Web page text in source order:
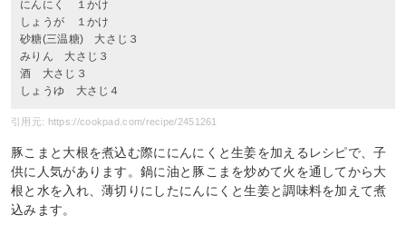
にんにく １かけ
しょうが １かけ
砂糖(三温糖) 大さじ３
みりん 大さじ３
酒 大さじ３
しょうゆ 大さじ４
引用元: https://cookpad.com/recipe/2451261
豚こまと大根を煮込む際ににんにくと生姜を加えるレシピで、子
供に人気があります。鍋に油と豚こまを炒めて火を通してから大
根と水を入れ、薄切りにしたにんにくと生姜と調味料を加えて煮
込みます。